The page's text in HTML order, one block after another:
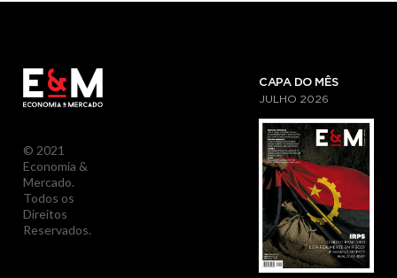
© 2021
Economia &
Mercado.
Todos os
Direitos
Reservados.
CAPA DO MÊS
JULHO 2026